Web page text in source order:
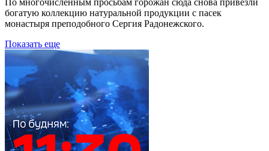
богатую коллекцию натуральной продукции с пасек
монастыря преподобного Сергия Радонежского.
Показать еще